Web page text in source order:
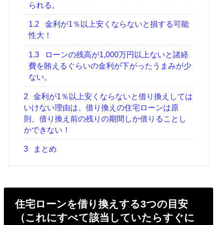
られる。
1.2
金利が1％以上安くならないと損する可能
性大！
1.3
ローンの残高が1,000万円以上ないと諸経
費を賄えるぐらいの金利が下がったうまみが少
ない。
2
金利が1％以上安くならないと借り換えしては
いけない理由は、借り換えの住宅ローンは原
則、借り換え前の残りの期間しか借りることし
かできない！
3 まとめ
住宅ローンを借り換えする3つの目安
（これにすべて該当していたらすぐに